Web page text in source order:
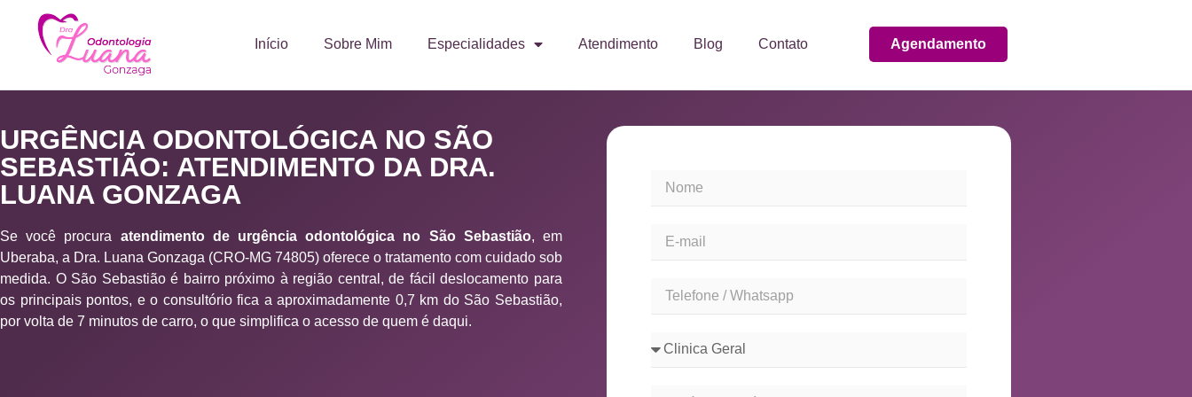
Início Sobre Mim Especialidades Atendimento Blog Contato Agendamento
URGÊNCIA ODONTOLÓGICA NO SÃO
SEBASTIÃO: ATENDIMENTO DA DRA.
LUANA GONZAGA
Se você procura atendimento de urgência odontológica no São Sebastião, em
Uberaba, a Dra. Luana Gonzaga (CRO-MG 74805) oferece o tratamento com cuidado sob
medida. O São Sebastião é bairro próximo à região central, de fácil deslocamento para
os principais pontos, e o consultório fica a aproximadamente 0,7 km do São Sebastião,
por volta de 7 minutos de carro, o que simplifica o acesso de quem é daqui.